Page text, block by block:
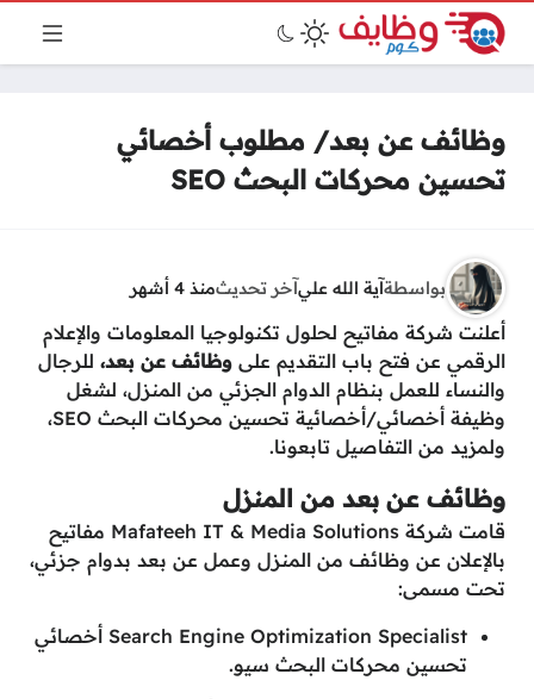
وظائف عن بعد/ مطلوب أخصائي
تحسين محركات البحث SEO
بواسطةآية الله عليآخر تحديثمنذ 4 أشهر
أعلنت شركة مفاتيح لحلول تكنولوجيا المعلومات والإعلام
الرقمي عن فتح باب التقديم على وظائف عن بعد، للرجال
والنساء للعمل بنظام الدوام الجزئي من المنزل، لشغل
وظيفة أخصائي/أخصائية تحسين محركات البحث SEO،
ولمزيد من التفاصيل تابعونا.
وظائف عن بعد من المنزل
قامت شركة Mafateeh IT & Media Solutions مفاتيح
بالإعلان عن وظائف من المنزل وعمل عن بعد بدوام جزئي،
تحت مسمى:
Search Engine Optimization Specialist أخصائي
تحسين محركات البحث سيو.